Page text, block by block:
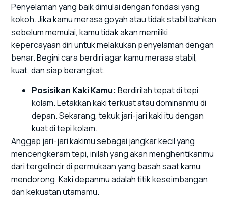
Penyelaman yang baik dimulai dengan fondasi yang
kokoh. Jika kamu merasa goyah atau tidak stabil bahkan
sebelum memulai, kamu tidak akan memiliki
kepercayaan diri untuk melakukan penyelaman dengan
benar. Begini cara berdiri agar kamu merasa stabil,
kuat, dan siap berangkat.
Posisikan Kaki Kamu: Berdirilah tepat di tepi
kolam. Letakkan kaki terkuat atau dominanmu di
depan. Sekarang, tekuk jari-jari kaki itu dengan
kuat di tepi kolam.
Anggap jari-jari kakimu sebagai jangkar kecil yang
mencengkeram tepi, inilah yang akan menghentikanmu
dari tergelincir di permukaan yang basah saat kamu
mendorong. Kaki depanmu adalah titik keseimbangan
dan kekuatan utamamu.